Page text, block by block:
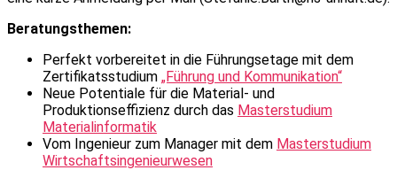
Beratungsthemen:
Perfekt vorbereitet in die Führungsetage mit dem
Zertifikatsstudium „Führung und Kommunikation“
Neue Potentiale für die Material- und
Produktionseffizienz durch das Masterstudium
Materialinformatik
Vom Ingenieur zum Manager mit dem Masterstudium
Wirtschaftsingenieurwesen